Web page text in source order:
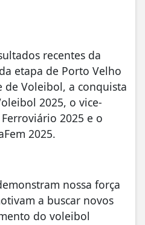
recentes da
etapa de Porto Velho
de Voleibol, a conquista
2025, o vice-
2025 e o
2025.
nossa força
a buscar novos
do voleibol